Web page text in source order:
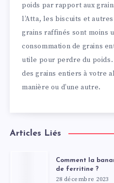
poids par rapport aux
l’Atta, les biscuits et
grains raffinés sont moins
consommation de grains
utile pour perdre du poids.
des grains entiers à votre
manière ou d’une autre.
Articles Liés
Comment la
de ferritine ?
28 décembre 2023